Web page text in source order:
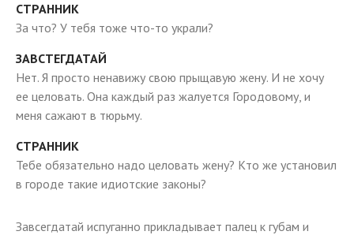
СТРАННИК
За что? У тебя тоже что-то украли?
ЗАВСТЕГДАТАЙ
Нет. Я просто ненавижу свою прыщавую жену. И не хочу
ее целовать. Она каждый раз жалуется Городовому, и
меня сажают в тюрьму.
СТРАННИК
Тебе обязательно надо целовать жену? Кто же установил
в городе такие идиотские законы?
Завсегдатай испуганно прикладывает палец к губам и